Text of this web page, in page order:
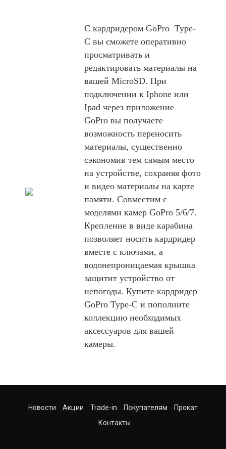
С кардридером GoPro Type-
C вы сможете оперативно
просматривать и
редактировать материалы на
вашей MicroSD. При
подключении к Iphone или
Ipad через приложение
GoPro вы получаете
возможность переносить
материалы, существенно
сэкономив тем самым место
на устройстве, сохраняя фото
и видео материалы на карте
памяти. Совместим с
моделями камер GoPro 5/6/7.
Крепление в виде карабина
позволяет носить кардридер
вместе с ключами, а
водонепроницаемая крышка
защитит устройство от
непогоды. Купите кардридер
GoPro Type-C и пополните
коллекцию необходимых
аксессуаров для вашей
камеры.
Новости Акции Trade-in Покупателям
Прокат
Контакты